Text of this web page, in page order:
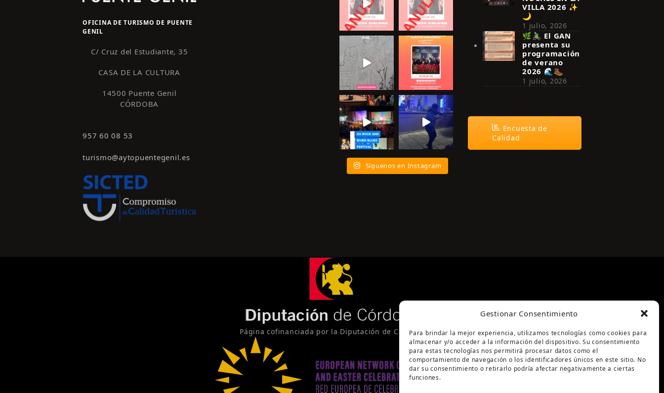
Gestionar Consentimiento
Para brindar la mejor experiencia, utilizamos tecnologías como cookies para
almacenar y/o acceder a la información del dispositivo. Su consentimiento
para estas tecnologías nos permitirá procesar datos como el
comportamiento de navegación o los identificadores únicos en este sitio. No
dar su consentimiento o retirarlo podría afectar negativamente a ciertas
funciones.
OFICINA DE TURISMO DE PUENTE
GENIL
C/ Cruz del Estudiante, 35
CASA DE LA CULTURA
14500 Puente Genil
CÓRDOBA
957 60 08 53
turismo@aytopuentegenil.es
Síguenos en Instagram
VILLA 2026 ✨
🌙
1 julio, 2026
🌿🚴‍♂️ El GAN
presenta su
programación
de verano
2026 🌊🥾
1 julio, 2026
Encuesta de
Calidad
Página cofinanciada por la Diputación de Córdoba